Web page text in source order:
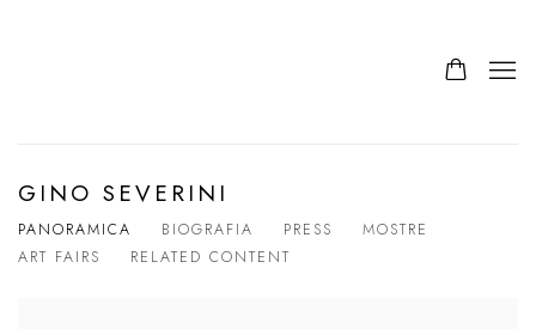
GINO SEVERINI
PANORAMICA BIOGRAFIA PRESS
MOSTRE
ART FAIRS
RELATED CONTENT